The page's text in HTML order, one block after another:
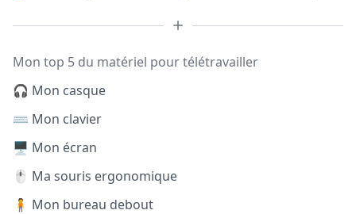
Mon top 5 du matériel pour télétravailler
🎧 Mon casque
⌨️ Mon clavier
🖥️ Mon écran
🖱️ Ma souris ergonomique
🧍 Mon bureau debout